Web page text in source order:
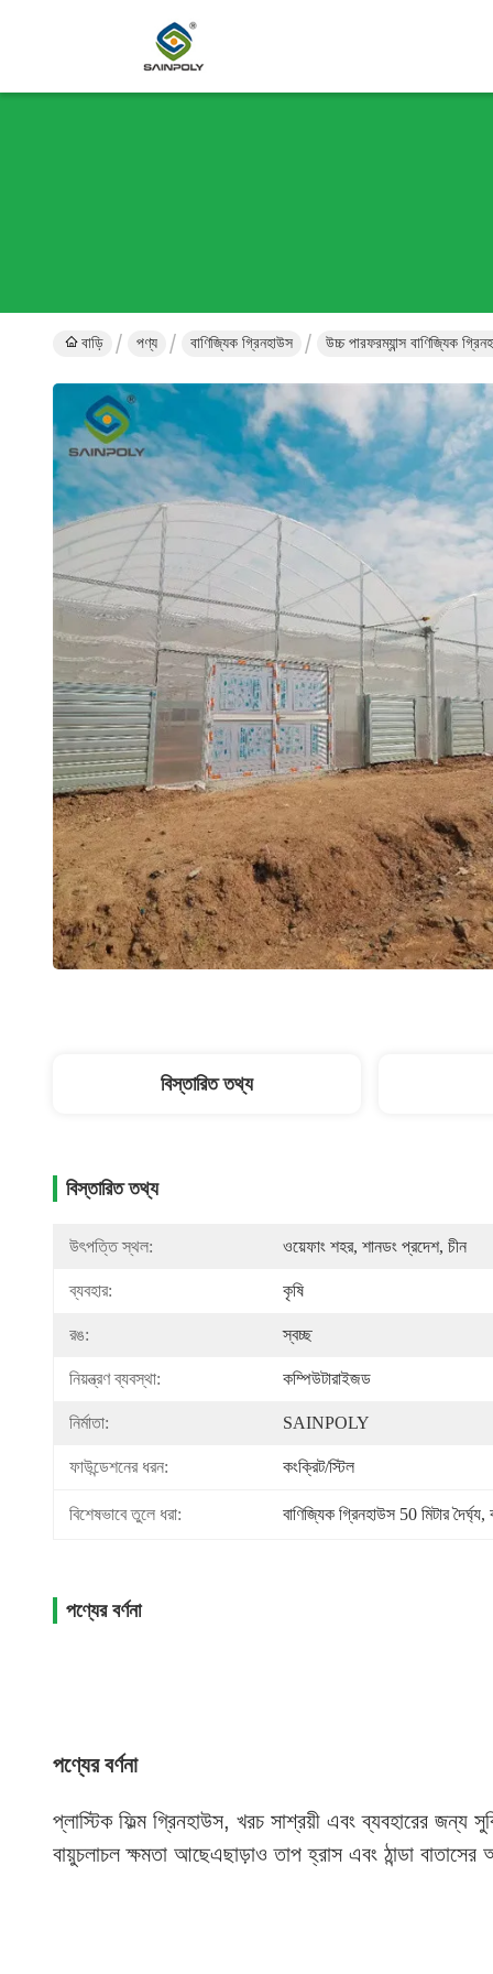
বাড়ি পণ্য বাণিজ্যিক গ্রিনহাউস উচ্চ পারফরম্যান্স বাণিজ্যিক
বিস্তারিত তথ্য
বিস্তারিত তথ্য
উৎপত্তি স্থল: ওয়েফাং শহর, শানডং প্রদেশ, চীন
ব্যবহার: কৃষি
রঙ: স্বচ্ছ
নিয়ন্ত্রণ ব্যবস্থা: কম্পিউটারাইজড
নির্মাতা: SAINPOLY
ফাউন্ডেশনের ধরন: কংক্রিট/স্টিল
বিশেষভাবে তুলে ধরা: বাণিজ্যিক গ্রিনহাউস 50 মিটার দৈর্ঘ্য,
পণ্যের বর্ণনা
পণ্যের বর্ণনা
প্লাস্টিক ফিল্ম গ্রিনহাউস, খরচ সাশ্রয়ী এবং ব্যবহারের জন্য
বায়ুচলাচল ক্ষমতা আছেএছাড়াও তাপ হ্রাস এবং ঠান্ডা